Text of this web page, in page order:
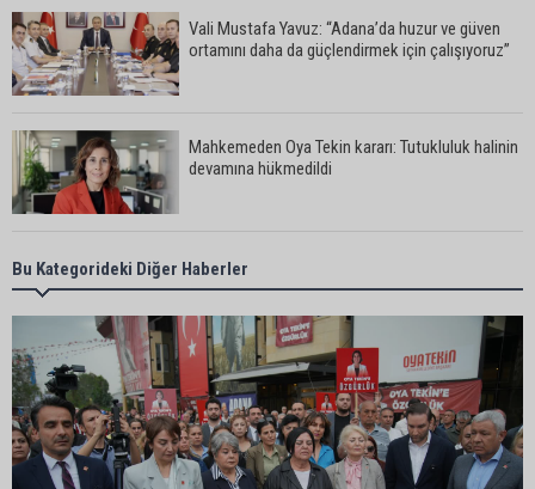
Vali Mustafa Yavuz: “Adana’da huzur ve güven
ortamını daha da güçlendirmek için çalışıyoruz”
Mahkemeden Oya Tekin kararı: Tutukluluk halinin
devamına hükmedildi
Adana’da taziye evinde silahlı kavga kamerada:
Çok sayıda polis ekibi olay yerine sevk edildi
Adana’da parktaki OED cihazını çalan şüpheli
tutuklandı
Bu Kategorideki Diğer Haberler